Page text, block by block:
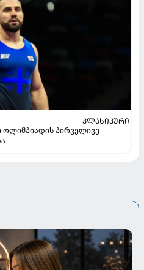
ᲙᲚᲐᲡᲘᲙᲣᲠᲘ
პირველივე